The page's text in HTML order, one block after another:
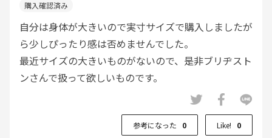
自分は身体が大きいので実寸サイズで購入しましたが
ら少しぴったり感は否めませんでした。
最近サイズの大きいものがないので、是非ブリヂスト
ンさんで扱って欲しいものです。
参考になった 0 Like! 0